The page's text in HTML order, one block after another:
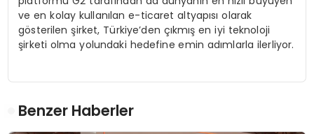
ve en kolay kullanılan e-ticaret altyapısı olarak
gösterilen şirket, Türkiye’den çıkmış en iyi teknoloji
şirketi olma yolundaki hedefine emin adımlarla ilerliyor.
Benzer Haberler